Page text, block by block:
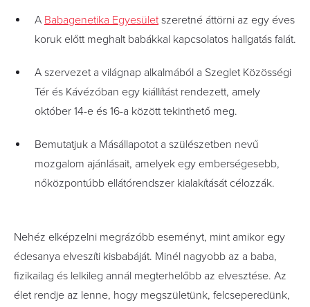
A Babagenetika Egyesületszeretné áttörni az egy éves
koruk előtt meghalt babákkal kapcsolatos hallgatás falát.
A szervezet a világnap alkalmából a Szeglet Közösségi
Tér és Kávézóban egy kiállítást rendezett, amely
október 14-e és 16-a között tekinthető meg.
Bemutatjuk a Másállapotot a szülészetben nevű
mozgalom ajánlásait, amelyek egy emberségesebb,
nőközpontúbb ellátórendszer kialakítását célozzák.
Nehéz elképzelni megrázóbb eseményt, mint amikor egy
édesanya elveszíti kisbabáját. Minél nagyobb az a baba,
fizikailag és lelkileg annál megterhelőbb az elvesztése. Az
élet rendje az lenne, hogy megszületünk, felcseperedünk,